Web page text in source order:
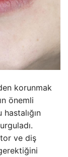
korunmak
önemli
ve diş